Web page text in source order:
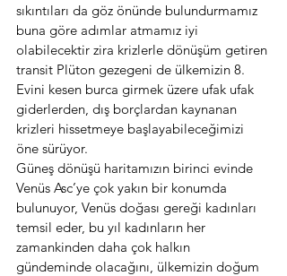
sıkıntıları da göz önünde bulundurmamız
buna göre adımlar atmamız iyi
olabilecektir zira krizlerle dönüşüm getiren
transit Plüton gezegeni de ülkemizin 8.
Evini kesen burca girmek üzere ufak ufak
giderlerden, dış borçlardan kaynanan
krizleri hissetmeye başlayabileceğimizi
öne sürüyor.
Güneş dönüşü haritamızın birinci evinde
Venüs Asc’ye çok yakın bir konumda
bulunuyor, Venüs doğası gereği kadınları
temsil eder, bu yıl kadınların her
zamankinden daha çok halkın
gündeminde olacağını, ülkemizin doğum